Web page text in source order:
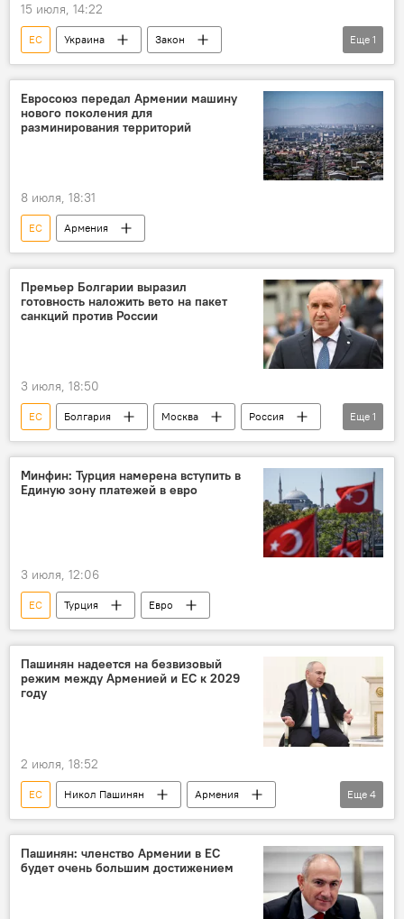
15 июля, 14:22
ЕС Украина
Закон
военнообязанные
Еще 1
Евросоюз передал Армении машину
нового поколения для
разминирования территорий
8 июля, 18:31
ЕС Армения
Премьер Болгарии выразил
готовность наложить вето на пакет
санкций против России
3 июля, 18:50
ЕС Болгария Москва
Россия
Антироссийские санкции
Еще 1
Минфин: Турция намерена вступить в
Единую зону платежей в евро
3 июля, 12:06
ЕС Турция Евро
Пашинян надеется на безвизовый
режим между Арменией и ЕС к 2029
году
2 июля, 18:52
ЕС Никол Пашинян
Армения
Безвизовый режим
Урсула фон дер Ляйен
Ереван
Еще 4
Пашинян: членство Армении в ЕС
будет очень большим достижением